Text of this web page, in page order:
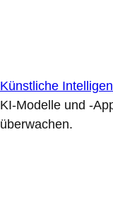
Künstliche
KI-Modelle und -
überwachen.